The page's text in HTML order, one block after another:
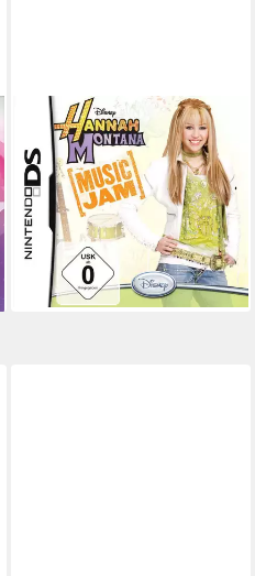
AK TRONIC
Hannah Montana - Music Jam
Nintendo DS Plattform
ab 0 Jahren USK-Freigabe
ak tronic Software & Services GmbH
34,99 €
lieferbar - in 2-3 Werktagen bei dir